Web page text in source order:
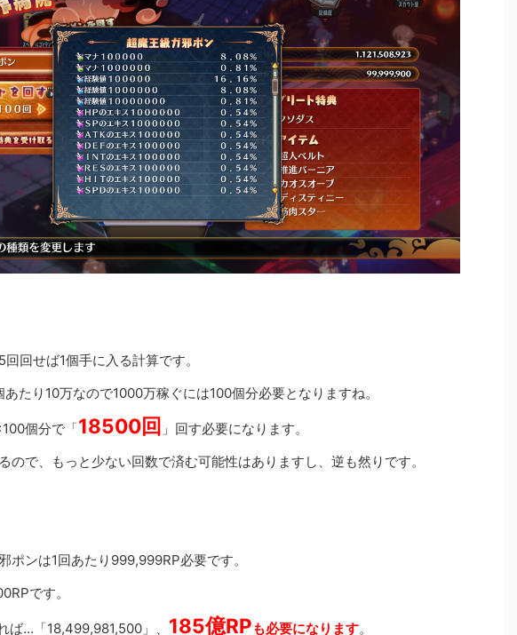
回せば1個手に入る計算です。
たり10万なので1000万稼ぐには100個分必要となりますね。
個分で「18500回 」回す必要になります。
ので、もっと少ない回数で済む可能性はありますし、逆も然りです。
ポンは1回あたり999,999RP必要です。
です。
ば…「18,499,981,500」、 185億RPも必要になります。